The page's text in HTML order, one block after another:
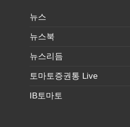
뉴스
뉴스북
뉴스리듬
토마토증권통 Live
IB토마토